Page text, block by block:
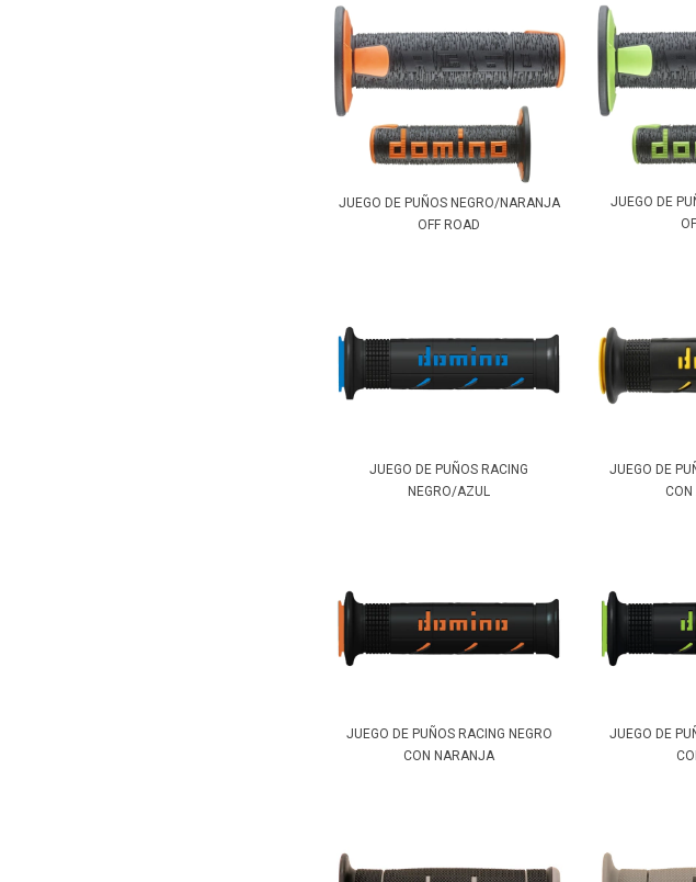
JUEGO DE PUÑOS NEGRO/NARANJA
OFF ROAD
JUEGO DE
JUEGO DE PUÑOS RACING
NEGRO/AZUL
JUEGO DE
JUEGO DE PUÑOS RACING NEGRO
CON NARANJA
JUEGO DE